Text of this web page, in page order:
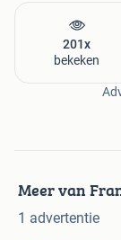
201x
bekeken
Meer van
1 advertentie